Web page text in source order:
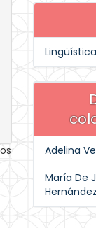
Lingüística
Adelina
María De